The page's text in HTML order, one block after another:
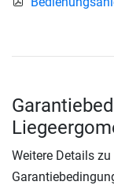
Weitere Details